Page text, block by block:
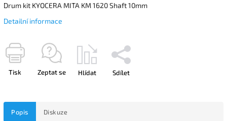
Drum kit KYOCERA MITA KM 1620 Shaft 10mm
Detailní informace
Tisk Zeptat se Hlídat Sdílet
Popis Diskuze